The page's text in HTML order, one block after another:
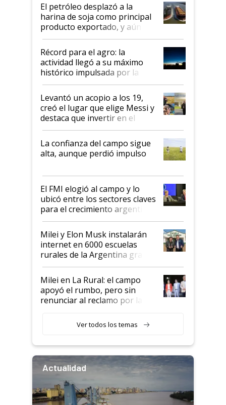
El petróleo desplazó a la
harina de soja como principal
producto exportado, y aún así
el agro aportó casi seis de cada
diez dólares y sostuvo el
liderazgo en un semestre
récord
Récord para el agro: la
actividad llegó a su máximo
histórico impulsada por la
cosecha y las exportaciones
Levantó un acopio a los 19,
creó el lugar que elige Messi y
destaca que invertir en el
kirchnerismo era como "darle
plata a un hijo para droga":
Juan Félix Rossetti, el libertario
que de una dura crisis salió
de Milei
La confianza del campo sigue
alta, aunque perdió impulso
El FMI elogió al campo y lo
ubicó entre los sectores claves
para el crecimiento argentino
Milei y Elon Musk instalarán
internet en 6000 escuelas
rurales de la Argentina gracias
a un acuerdo con Starlink
Milei en La Rural: el campo
apoyó el rumbo, pero sin
renunciar al reclamo por las
Ver todos los temas
Actualidad